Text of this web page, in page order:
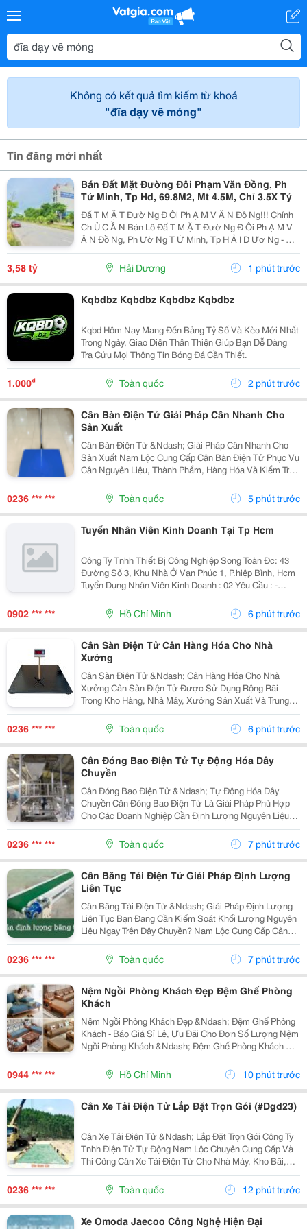
Không có kết quả tìm kiếm từ khoá
"đĩa dạy vẽ móng"
Tin đăng mới nhất
Bán Đất Mặt Đường Đôi Phạm Văn Đồng, Ph
Tứ Minh, Tp Hd, 69.8M2, Mt 4.5M, Chỉ 3.5X Tỷ
Đấ T M Ặ T Đườ Ng Đ Ôi Ph Ạ M V Ă N Đồ Ng!!! Chính
Ch Ủ C Ầ N Bán Lô Đấ T M Ặ T Đườ Ng Đ Ôi Ph Ạ M V
Ă N Đồ Ng, Ph Ườ Ng T Ứ Minh, Tp H Ả I D Ươ Ng - Di
Ệ N Tích 69.8M2, M Ặ T Ti Ề N 4.5M - H Ướ Ng B Ắ C -
Đườ Ng + V Ỉ A Hè R Ộ Ng 30M, Trong...
3,58 tỷ Hải Dương 1 phút trước
Kqbdbz Kqbdbz Kqbdbz Kqbdbz
Kqbd Hôm Nay Mang Đến Bảng Tỷ Số Và Kèo Mới Nhất
Trong Ngày, Giao Diện Thân Thiện Giúp Bạn Dễ Dàng
Tra Cứu Mọi Thông Tin Bóng Đá Cần Thiết.
1.000₫ Toàn quốc 2 phút trước
Cân Bàn Điện Tử Giải Pháp Cân Nhanh Cho
Sản Xuất
Cân Bàn Điện Tử &Ndash; Giải Pháp Cân Nhanh Cho
Sản Xuất Nam Lộc Cung Cấp Cân Bàn Điện Tử Phục Vụ
Cân Nguyên Liệu, Thành Phẩm, Hàng Hóa Và Kiểm Tra
Trọng Lượng Trong Quá Trình Sản Xuất. Với Thiết Kế
Gọn, Dễ Sử Dụng Và Nhiều Mức Tải Trọng, Cân Bàn...
0236 *** *** Toàn quốc 5 phút trước
Tuyển Nhân Viên Kinh Doanh Tại Tp Hcm
Công Ty Tnhh Thiết Bị Công Nghiệp Song Toàn Đc: 43
Đường Số 3, Khu Nhà Ở Vạn Phúc 1, P.hiệp Bình, Hcm
Tuyển Dụng Nhân Viên Kinh Doanh : 02 Yêu Cầu : -
Nam/Nữ Tuổi Từ 22 Trở Lên - Có Kinh Nghiệm Làm Sale
0902 *** *** Hồ Chí Minh 6 phút trước
Cân Sàn Điện Tử Cân Hàng Hóa Cho Nhà
Xưởng
Cân Sàn Điện Tử &Ndash; Cân Hàng Hóa Cho Nhà
Xưởng Cân Sàn Điện Tử Được Sử Dụng Rộng Rãi
Trong Kho Hàng, Nhà Máy, Xưởng Sản Xuất Và Trung
Tâm Logistics Nhờ Khả Năng Cân Các Loại Hàng Hóa,
Pallet Và Xe Đẩy Thuận Tiện. Nam Lộc Cung Cấp Và
Lắp Đặt...
0236 *** *** Toàn quốc 6 phút trước
Cân Đóng Bao Điện Tử Tự Động Hóa Dây
Chuyền
Cân Đóng Bao Điện Tử &Ndash; Tự Động Hóa Dây
Chuyền Cân Đóng Bao Điện Tử Là Giải Pháp Phù Hợp
Cho Các Doanh Nghiệp Cần Định Lượng Nguyên Liệu
Nhanh, Chính Xác Và Giảm Phụ Thuộc Vào Thao Tác
Thủ Công. Nam Lộc Chuyên Thiết Kế &Ndash; Chế Tạo
&Ndash;...
0236 *** *** Toàn quốc 7 phút trước
Cân Băng Tải Điện Tử Giải Pháp Định Lượng
Liên Tục
Cân Băng Tải Điện Tử &Ndash; Giải Pháp Định Lượng
Liên Tục Bạn Đang Cần Kiểm Soát Khối Lượng Nguyên
Liệu Ngay Trên Dây Chuyền? Nam Lộc Cung Cấp Cân
Băng Tải Điện Tử Phục Vụ Các Hệ Thống Vận Chuyển
Và Định Lượng Vật Liệu Trong Nhà Máy. Ứng Dụng:...
0236 *** *** Toàn quốc 7 phút trước
Nệm Ngồi Phòng Khách Đẹp Đệm Ghế Phòng
Khách
Nệm Ngồi Phòng Khách Đẹp &Ndash; Đệm Ghế Phòng
Khách - Báo Giá Sỉ Lẻ, Ưu Đãi Cho Đơn Số Lượng Nệm
Ngồi Phòng Khách &Ndash; Đệm Ghế Phòng Khách Có
Nhiều Kích Thước, Độ Dày, Chất Liệu Và Màu Sắc Để
Lựa Chọn. Báo Giá Sỉ Lẻ Nhanh, Ưu Đãi Và Chiết
Khấu...
0944 *** *** Hồ Chí Minh 10 phút trước
Cân Xe Tải Điện Tử Lắp Đặt Trọn Gói (#Dgd23)
Cân Xe Tải Điện Tử &Ndash; Lắp Đặt Trọn Gói Công Ty
Tnhh Điện Tử Tự Động Nam Lộc Chuyên Cung Cấp Và
Thi Công Cân Xe Tải Điện Tử Cho Nhà Máy, Kho Bãi,
Mỏ Đá, Trạm Bê Tông, Bến Bãi Và Các Công Trình Công
Nghiệp. Hệ Thống Cân Được Thiết Kế Phù Hợp...
0236 *** *** Toàn quốc 12 phút trước
Xe Omoda Jaecoo Công Nghệ Hiện Đại